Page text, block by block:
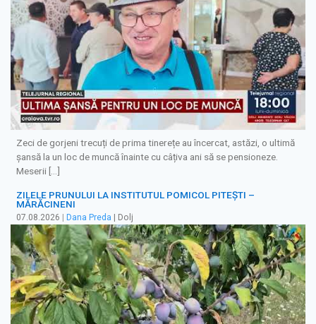
Zeci de gorjeni trecuți de prima tinerețe au încercat, astăzi, o ultimă
șansă la un loc de muncă înainte cu câțiva ani să se pensioneze.
Meserii […]
ZILELE PRUNULUI LA INSTITUTUL POMICOL PITEȘTI –
MĂRĂCINENI
07.08.2026 Dana Preda | Dolj